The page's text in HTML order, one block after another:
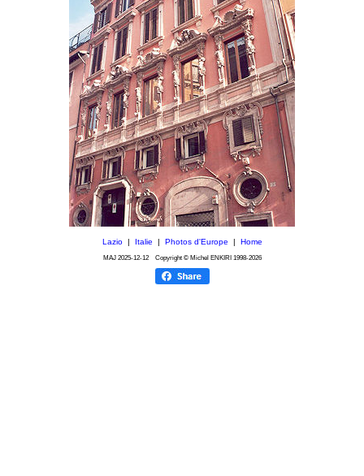
Lazio| Italie Photos d'Europe Home
MAJ 2025-12-12Copyright © Michel ENKIRI 1998-2026